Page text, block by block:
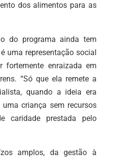
dos alimentos para as
do programa ainda tem
uma representação social
fortemente enraizada em
“Só que ela remete a
quando a ideia era
criança sem recursos
caridade prestada pelo
amplos, da gestão à